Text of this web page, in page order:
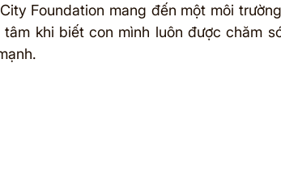
Foundation mang đến một môi
khi biết con mình luôn được chăm